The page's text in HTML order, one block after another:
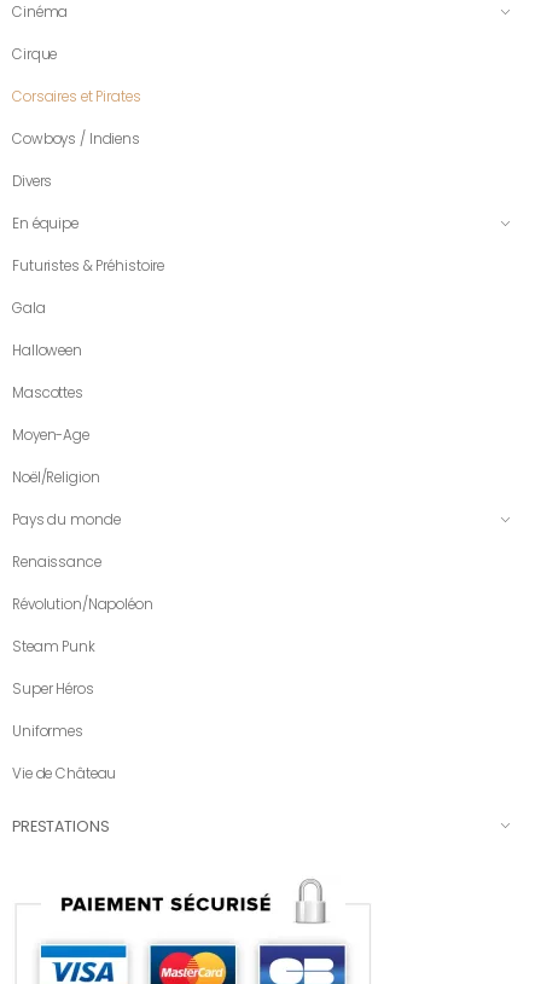
Cinéma
Cirque
Corsaires et Pirates
Cowboys / Indiens
Divers
En équipe
Futuristes & Préhistoire
Gala
Halloween
Mascottes
Moyen-Age
Noël/Religion
Pays du monde
Renaissance
Révolution/Napoléon
Steam Punk
Super Héros
Uniformes
Vie de Château
PRESTATIONS